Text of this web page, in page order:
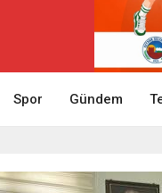
Spor Gündem